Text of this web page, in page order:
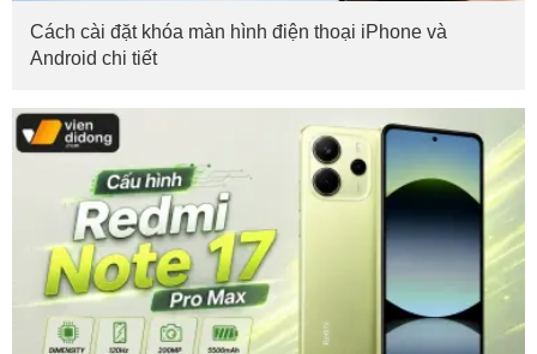
Cách cài đặt khóa màn hình điện thoại iPhone và
Android chi tiết